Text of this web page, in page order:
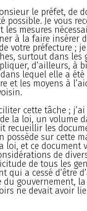
le préfet, de
possible. Je vous
les mesures
à la faire insérer
votre préfecture ;
surtout dans
d’ailleurs, à
lequel elle a
et les moyens à
cette tâche ;
la loi, un volume
recueillir les
possède sur cette
loi, et ce document
de
de tous les
qui a cessé d’être
du gouvernement,
ne devait avoir